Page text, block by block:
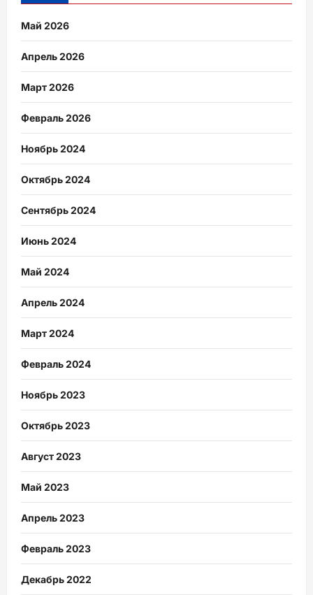
Май 2026
Апрель 2026
Март 2026
Февраль 2026
Ноябрь 2024
Октябрь 2024
Сентябрь 2024
Июнь 2024
Май 2024
Апрель 2024
Март 2024
Февраль 2024
Ноябрь 2023
Октябрь 2023
Август 2023
Май 2023
Апрель 2023
Февраль 2023
Декабрь 2022